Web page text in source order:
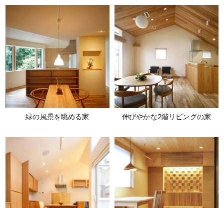
緑の風景を眺める家 伸びやかな2階リビングの家